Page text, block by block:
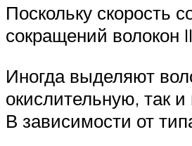
Поскольку скорость
сокращений волокон
Иногда выделяют
окислительную, так
В зависимости от